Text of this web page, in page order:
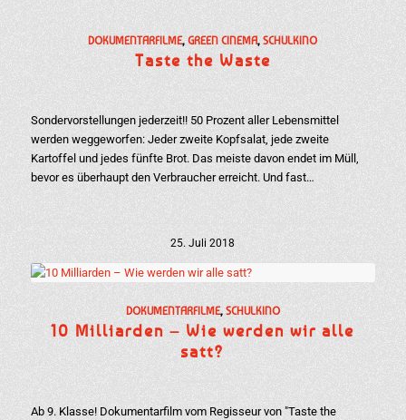
DOKUMENTARFILME,GREEN CINEMA,SCHULKINO
Taste the Waste
Sondervorstellungen jederzeit!! 50 Prozent aller Lebensmittel
werden weggeworfen: Jeder zweite Kopfsalat, jede zweite
Kartoffel und jedes fünfte Brot. Das meiste davon endet im Müll,
bevor es überhaupt den Verbraucher erreicht. Und fast…
25. Juli 2018
DOKUMENTARFILME, SCHULKINO
10 Milliarden – Wie werden wir alle
satt?
Ab 9. Klasse! Dokumentarfilm vom Regisseur von "Taste the